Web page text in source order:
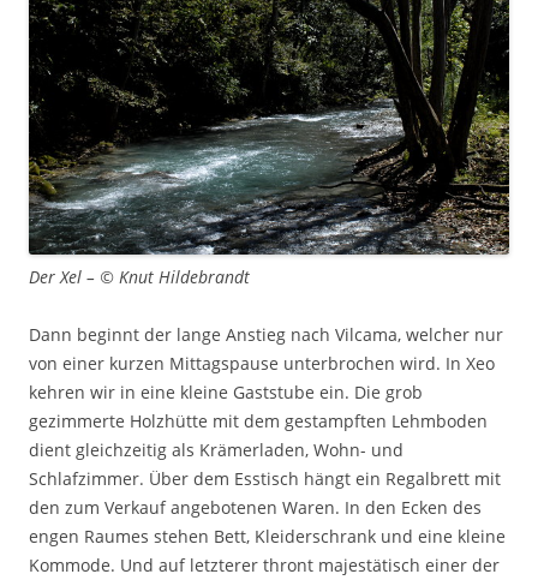
Der Xel – © Knut Hildebrandt
Dann beginnt der lange Anstieg nach Vilcama, welcher nur
von einer kurzen Mittagspause unterbrochen wird. In Xeo
kehren wir in eine kleine Gaststube ein. Die grob
gezimmerte Holzhütte mit dem gestampften Lehmboden
dient gleichzeitig als Krämerladen, Wohn- und
Schlafzimmer. Über dem Esstisch hängt ein Regalbrett mit
den zum Verkauf angebotenen Waren. In den Ecken des
engen Raumes stehen Bett, Kleiderschrank und eine kleine
Kommode. Und auf letzterer thront majestätisch einer der